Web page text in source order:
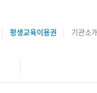
평생교육이용권 기관소개